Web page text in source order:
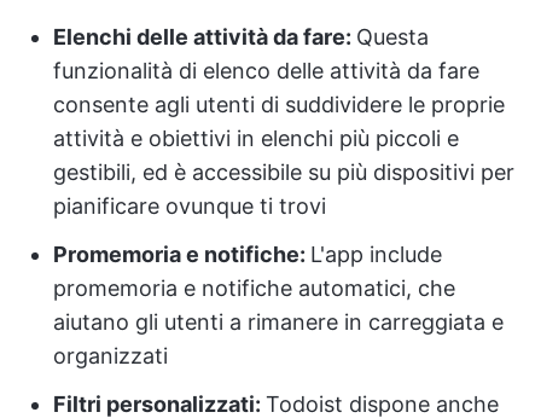
Elenchi delle attività da fare: Questa
funzionalità di elenco delle attività da fare
consente agli utenti di suddividere le proprie
attività e obiettivi in elenchi più piccoli e
gestibili, ed è accessibile su più dispositivi per
pianificare ovunque ti trovi
Promemoria e notifiche: L'app include
promemoria e notifiche automatici, che
aiutano gli utenti a rimanere in carreggiata e
organizzati
Filtri personalizzati: Todoist dispone anche